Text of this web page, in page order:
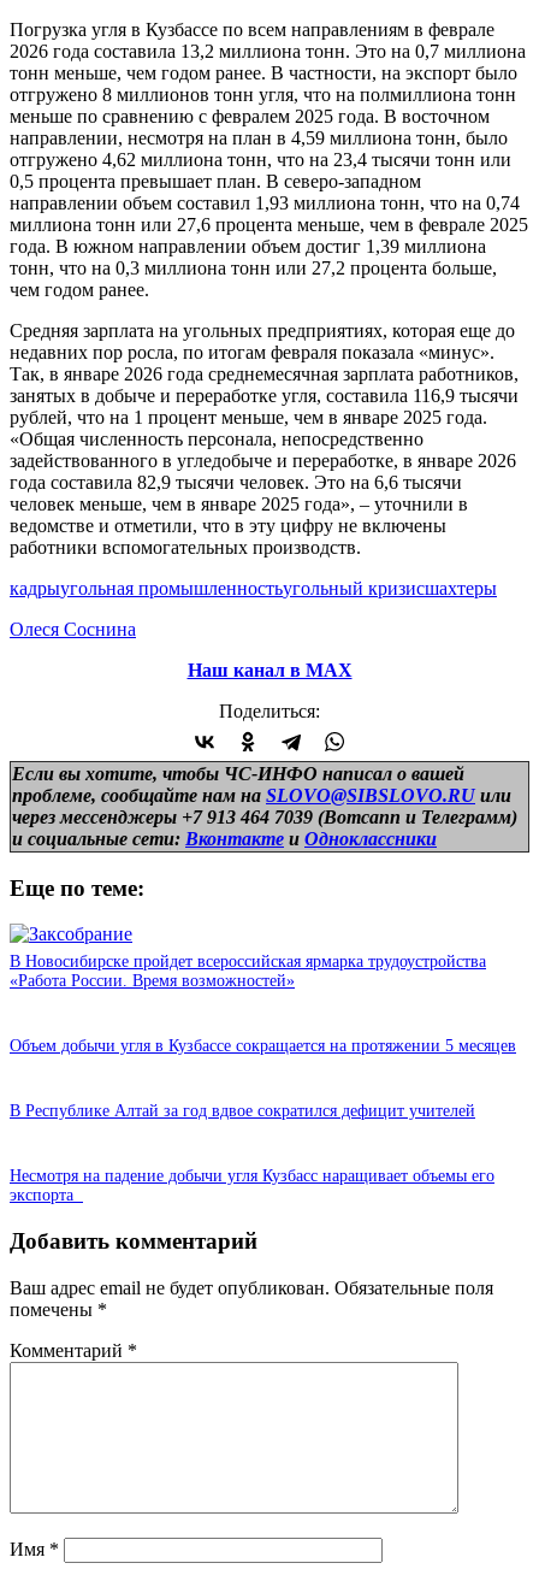
Погрузка угля в Кузбассе по всем направлениям в феврале
2026 года составила 13,2 миллиона тонн. Это на 0,7 миллиона
тонн меньше, чем годом ранее. В частности, на экспорт было
отгружено 8 миллионов тонн угля, что на полмиллиона тонн
меньше по сравнению с февралем 2025 года. В восточном
направлении, несмотря на план в 4,59 миллиона тонн, было
отгружено 4,62 миллиона тонн, что на 23,4 тысячи тонн или
0,5 процента превышает план. В северо-западном
направлении объем составил 1,93 миллиона тонн, что на 0,74
миллиона тонн или 27,6 процента меньше, чем в феврале 2025
года. В южном направлении объем достиг 1,39 миллиона
тонн, что на 0,3 миллиона тонн или 27,2 процента больше,
чем годом ранее.
Средняя зарплата на угольных предприятиях, которая еще до
недавних пор росла, по итогам февраля показала «минус».
Так, в январе 2026 года среднемесячная зарплата работников,
занятых в добыче и переработке угля, составила 116,9 тысячи
рублей, что на 1 процент меньше, чем в январе 2025 года.
«Общая численность персонала, непосредственно
задействованного в угледобыче и переработке, в январе 2026
года составила 82,9 тысячи человек. Это на 6,6 тысячи
человек меньше, чем в январе 2025 года», – уточнили в
ведомстве и отметили, что в эту цифру не включены
работники вспомогательных производств.
кадрыугольная промышленностьугольный кризисшахтеры
Олеся Соснина
Наш канал в МАХ
Поделиться:
Если вы хотите, чтобы ЧС-ИНФО написал о вашей
проблеме, сообщайте нам на SLOVO@SIBSLOVO.RU или
через мессенджеры +7 913 464 7039 (Вотсапп и Телеграмм)
и социальные сети: Вконтакте и Одноклассники
Еще по теме:
В Новосибирске пройдет всероссийская ярмарка трудоустройства
«Работа России. Время возможностей»
Объем добычи угля в Кузбассе сокращается на протяжении 5 месяцев
В Республике Алтай за год вдвое сократился дефицит учителей
Несмотря на падение добычи угля Кузбасс наращивает объемы его
экспорта
Добавить комментарий
Ваш адрес email не будет опубликован. Обязательные поля
помечены *
Комментарий *
Имя *